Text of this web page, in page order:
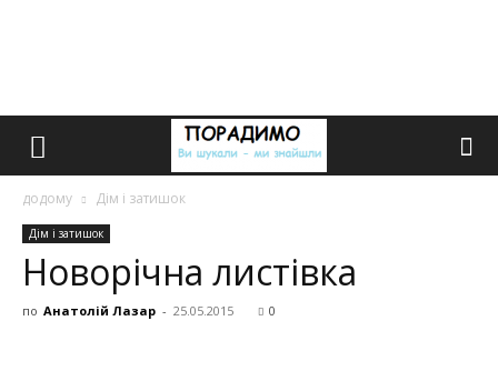
додому Дім і затишок
Дім і затишок
Новорічна листівка
по Анатолій Лазар - 25.05.2015 0